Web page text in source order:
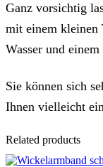
Ganz vorsichtig
mit einem kleinen
Wasser und
Sie können sich
Ihnen vielleicht
Related products